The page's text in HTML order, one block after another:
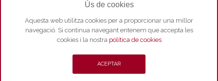
TwitterFacebookInstagram
Whatsapp
Youtube
Ús de cookies
Aquesta web utilitza cookies per a proporcionar una millor
navegació. Si continua navegant entenem que accepta les
cookies i la nostra política de cookies
ACEPTAR